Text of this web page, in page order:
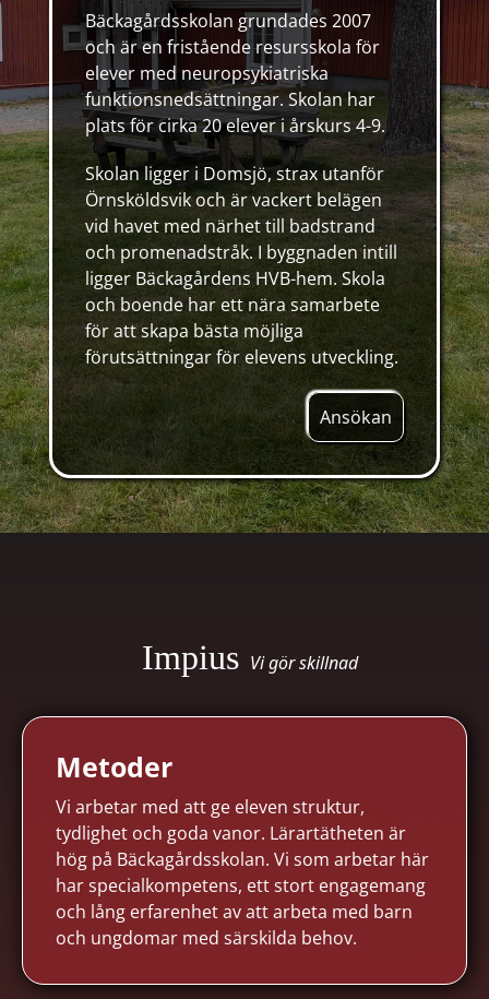
Bäckagårdsskolan grundades 2007
och är en fristående resursskola för
elever med neuropsykiatriska
funktionsnedsättningar. Skolan har
plats för cirka 20 elever i årskurs 4-9.
Skolan ligger i Domsjö, strax utanför
Örnsköldsvik och är vackert belägen
vid havet med närhet till badstrand
och promenadstråk. I byggnaden intill
ligger Bäckagårdens HVB-hem. Skola
och boende har ett nära samarbete
för att skapa bästa möjliga
förutsättningar för elevens utveckling.
Ansökan
Impius Vi gör skillnad
Metoder
Vi arbetar med att ge eleven struktur,
tydlighet och goda vanor. Lärartätheten är
hög på Bäckagårdsskolan. Vi som arbetar här
har specialkompetens, ett stort engagemang
och lång erfarenhet av att arbeta med barn
och ungdomar med särskilda behov.